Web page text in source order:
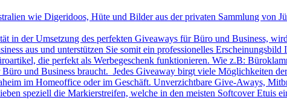
wie Digeridoos, Hüte und Bilder aus der privaten Sammlung von
in der Umsetzung des perfekten Giveaways für Büro und Business,
aus und unterstützen Sie somit ein professionelles
die perfekt als Werbegeschenk funktionieren. Wie z.B:
und Business braucht. Jedes Giveaway birgt viele Möglichkeiten
im Homeoffice oder im Geschäft. Unverzichtbare Give-Aways,
speziell die Markierstreifen, welche in den meisten Softcover Etuis